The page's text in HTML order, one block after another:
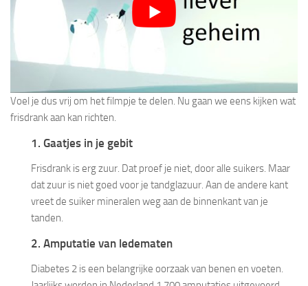
Voel je dus vrij om het filmpje te delen. Nu gaan we eens kijken wat
frisdrank aan kan richten.
1. Gaatjes in je gebit
Frisdrank is erg zuur. Dat proef je niet, door alle suikers. Maar
dat zuur is niet goed voor je tandglazuur. Aan de andere kant
vreet de suiker mineralen weg aan de binnenkant van je
tanden.
2. Amputatie van ledematen
Diabetes 2 is een belangrijke oorzaak van benen en voeten.